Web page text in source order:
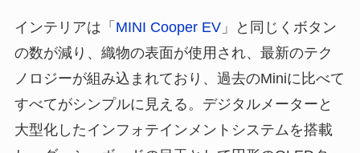
インテリアは「 MINI Cooper EV」と同じくボタン
の数が減り、織物の表面が使用され、最新のテク
ノロジーが組み込まれており、過去のMiniに比べて
すべてがシンプルに見える。デジタルメーターと
大型化したインフォテインメントシステムを搭載